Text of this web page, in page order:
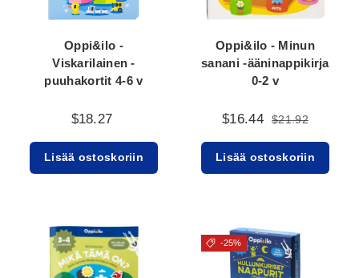
Oppi&ilo -
Viskarilainen -
puuhakortit 4-6 v
$18.27
Lisää ostoskoriin
Oppi&ilo - Minun
sanani -ääninappikirja
0-2 v
$16.44 $21.92
Lisää ostoskoriin
-25%